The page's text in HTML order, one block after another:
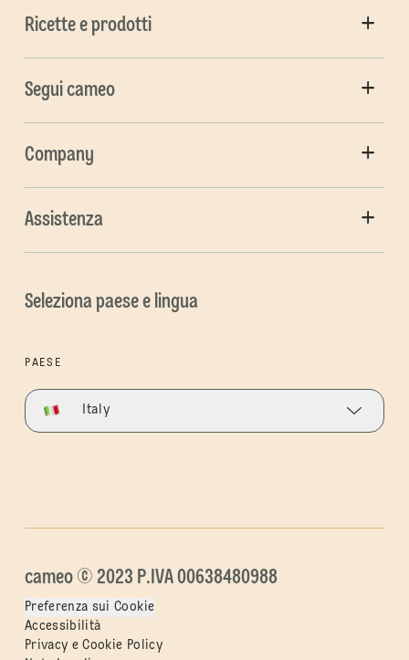
Ricette e prodotti
Segui cameo
Company
Assistenza
Seleziona paese e lingua
PAESE
Italy
cameo © 2023 P.IVA 00638480988
Preferenza sui Cookie
Accessibilità
Privacy e Cookie Policy